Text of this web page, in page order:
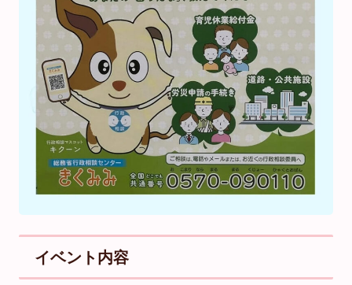
イベント内容